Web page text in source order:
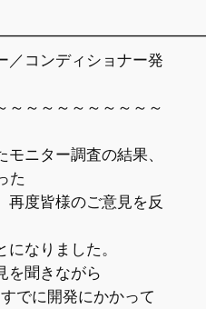
コンディショナー発
～～～～～～～～～
ニター調査の結果、
た
度皆様のご意見を反
なりました。
を聞きながら
でに開発にかかって